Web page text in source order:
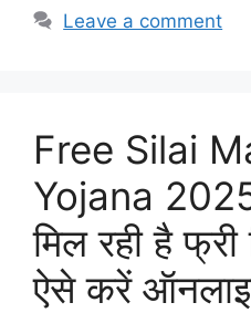
Leave a comment
Free Silai
Yojana
मिल रही है
ऐसे करें